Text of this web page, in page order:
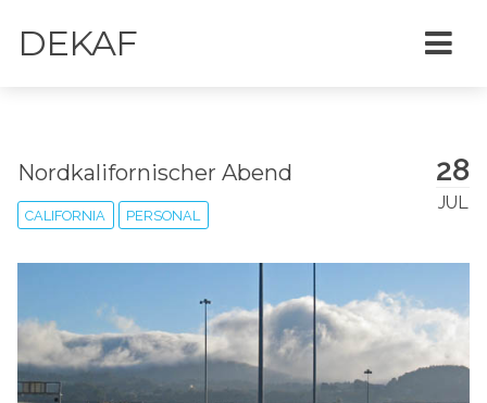
DEKAF
28
JUL
Nordkalifornischer Abend
CALIFORNIA PERSONAL